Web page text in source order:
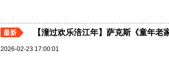
【潼过欢乐涪江年】萨克斯《童年老
2026-02-23 17:00:01